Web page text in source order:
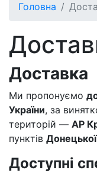
Головна
Доставка
Ми пропонуємо
України, за
територій — АР
пунктів Донецької
Доступні